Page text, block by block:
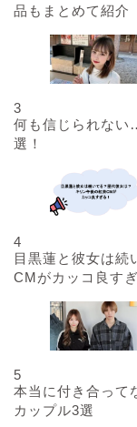
品もまとめて紹介
3
何も信じられない
選！
4
目黒蓮と彼女は続
CMがカッコ良すぎ
5
本当に付き合って
カップル3選